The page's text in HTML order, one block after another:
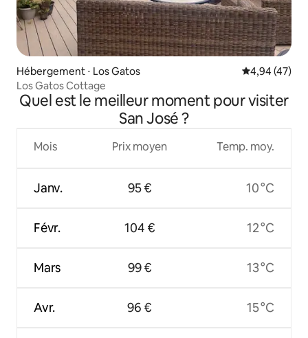
Hébergement ⋅ Los Gatos Évaluation
4,94 (47)
Los Gatos Cottage
Quel est le meilleur moment pour visiter
San José ?
Mois
Janv.
Févr.
Mars
Avr.
Prix moyen
95 €
104 €
99 €
96 €
Temp. moy.
10 °C
12 °C
13 °C
15 °C